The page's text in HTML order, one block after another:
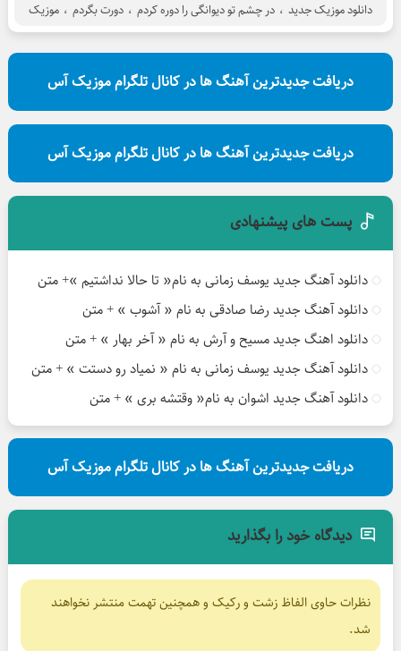
دانلود موزیک جدید ، در چشم تو دیوانگی را دوره کردم ، دورت بگردم ، موزیک
دریافت جدیدترین آهنگ ها در کانال تلگرام موزیک آس
دریافت جدیدترین آهنگ ها در کانال تلگرام موزیک آس
پست های پیشنهادی
دانلود آهنگ جدید یوسف زمانی به نام« تا حالا نداشتیم »+ متن
دانلود آهنگ جدید رضا صادقی به نام « آشوب » + متن
دانلود اهنگ جدید مسیح و آرش به نام « آخر بهار » + متن
دانلود آهنگ جدید یوسف زمانی به نام « نمیاد رو دستت » + متن
دانلود آهنگ جدید اشوان به نام« وقتشه بری » + متن
دریافت جدیدترین آهنگ ها در کانال تلگرام موزیک آس
دیدگاه خود را بگذارید
نظرات حاوی الفاظ زشت و رکیک و همچنین تهمت منتشر نخواهند
شد.